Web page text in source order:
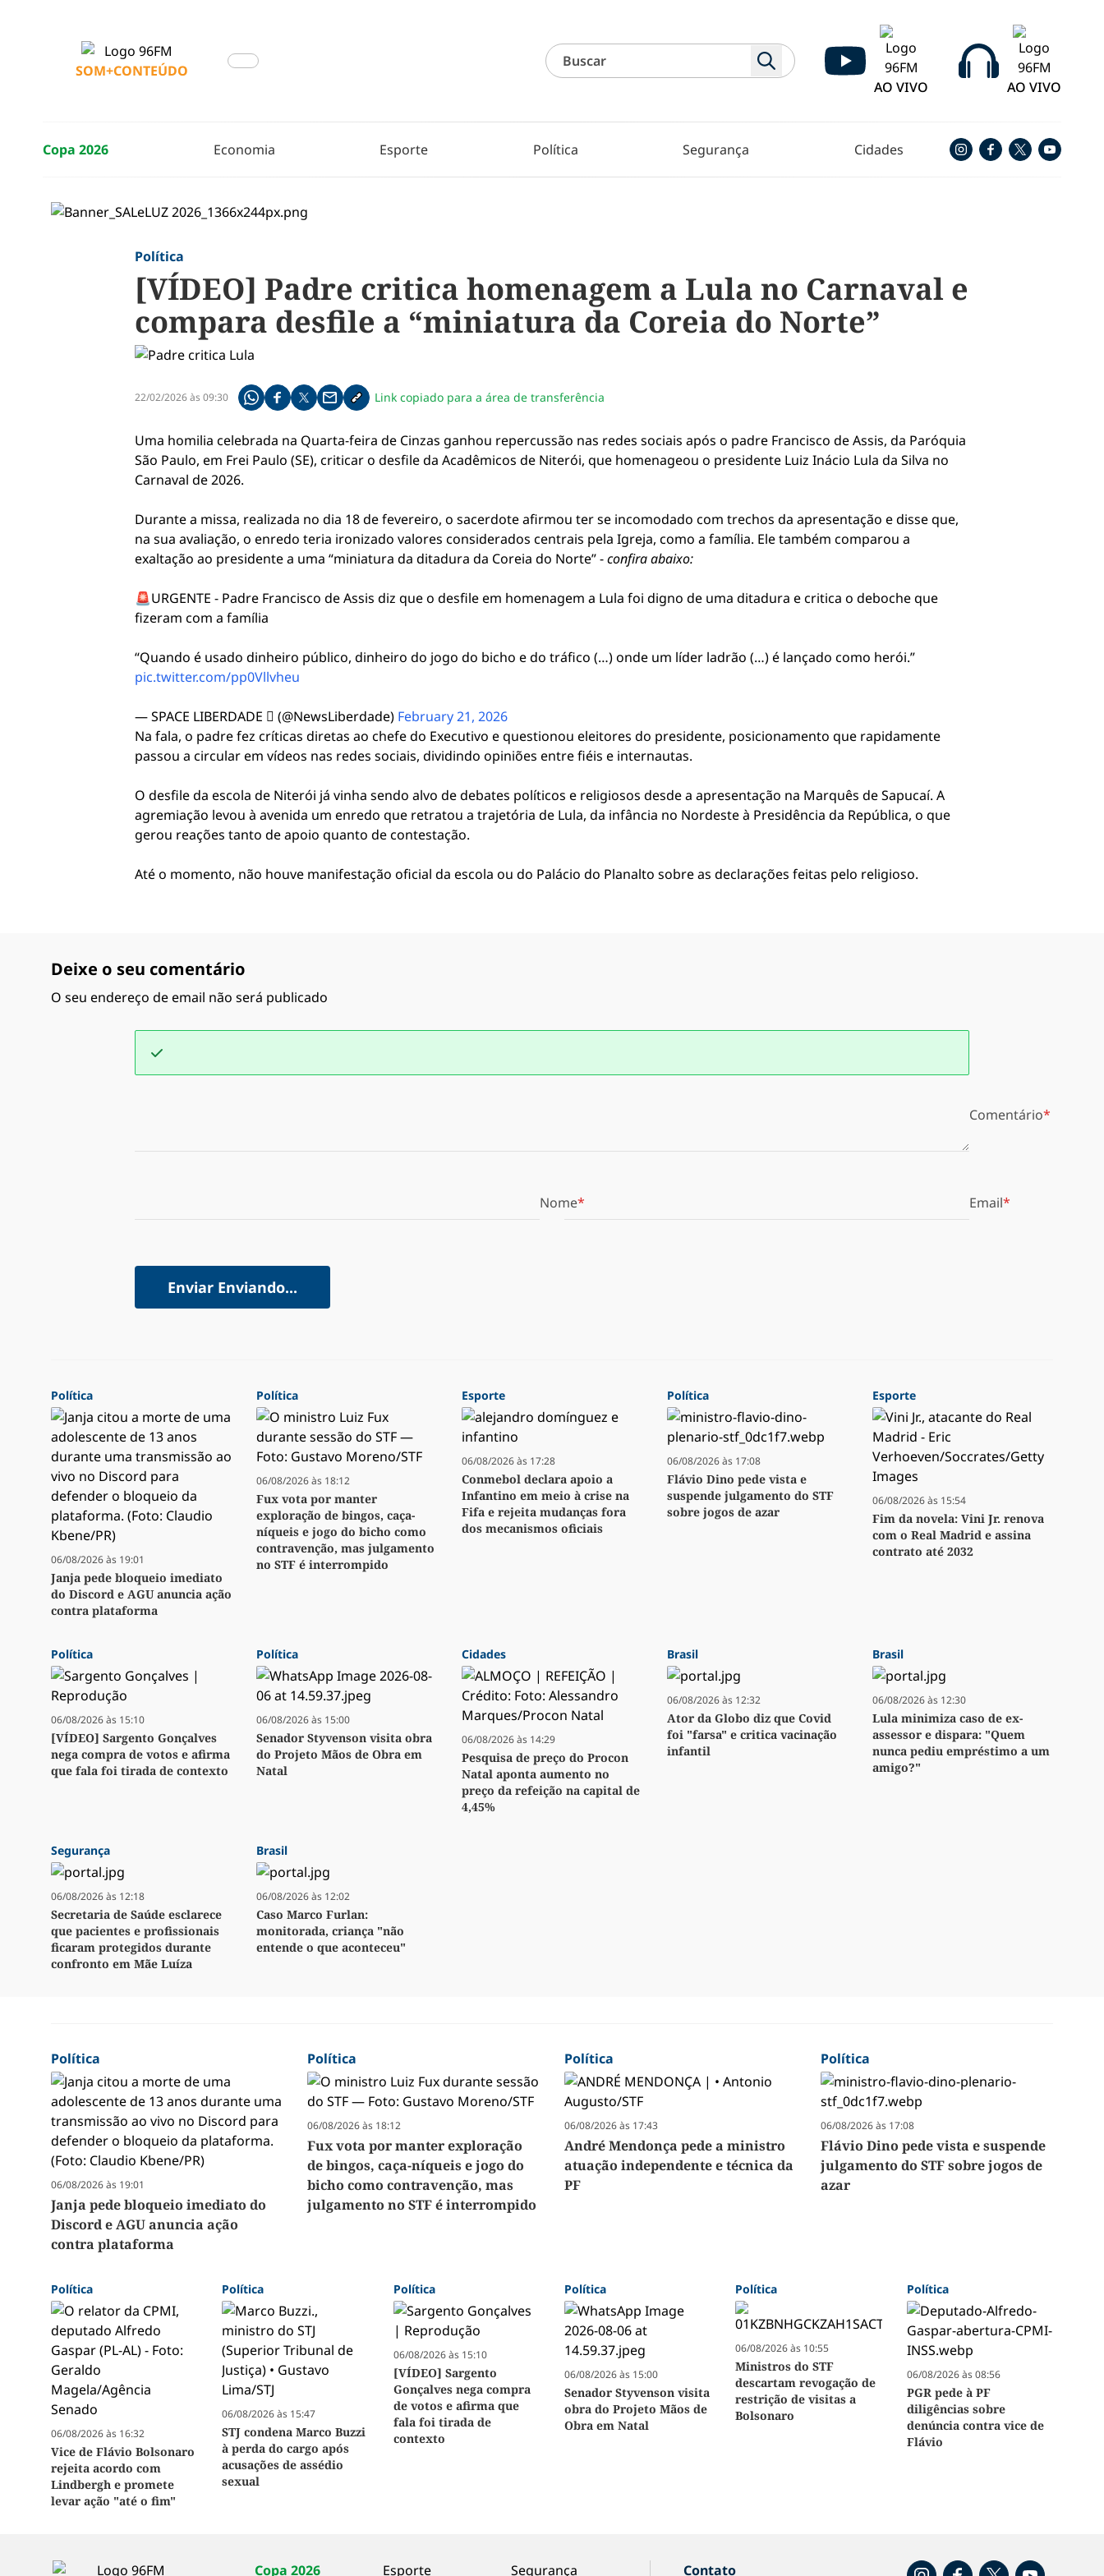
SOM+CONTEÚDO
AO VIVO
AO VIVO
Copa 2026 Economia Esporte Política Segurança Cidades
Política
[VÍDEO] Padre critica homenagem a Lula no Carnaval e
compara desfile a “miniatura da Coreia do Norte”
22/02/2026 às 09:30 Compartilhe pelo whatsapp
Compartilhar no facebook
Compartilhar no twitter
Compartilhe pelo email
Copiar link da notícia
Link copiado para a área de transferência
Uma homilia celebrada na Quarta-feira de Cinzas ganhou repercussão nas redes sociais após o padre Francisco de Assis, da Paróquia
São Paulo, em Frei Paulo (SE), criticar o desfile da Acadêmicos de Niterói, que homenageou o presidente Luiz Inácio Lula da Silva no
Carnaval de 2026.
Durante a missa, realizada no dia 18 de fevereiro, o sacerdote afirmou ter se incomodado com trechos da apresentação e disse que,
na sua avaliação, o enredo teria ironizado valores considerados centrais pela Igreja, como a família. Ele também comparou a
exaltação ao presidente a uma “miniatura da ditadura da Coreia do Norte” -confira abaixo:
🚨URGENTE - Padre Francisco de Assis diz que o desfile em homenagem a Lula foi digno de uma ditadura e critica o deboche que
fizeram com a família
“Quando é usado dinheiro público, dinheiro do jogo do bicho e do tráfico (…) onde um líder ladrão (…) é lançado como herói.”
pic.twitter.com/pp0Vllvheu
— SPACE LIBERDADE  (@NewsLiberdade) February 21, 2026
Na fala, o padre fez críticas diretas ao chefe do Executivo e questionou eleitores do presidente, posicionamento que rapidamente
passou a circular em vídeos nas redes sociais, dividindo opiniões entre fiéis e internautas.
O desfile da escola de Niterói já vinha sendo alvo de debates políticos e religiosos desde a apresentação na Marquês de Sapucaí. A
agremiação levou à avenida um enredo que retratou a trajetória de Lula, da infância no Nordeste à Presidência da República, o que
gerou reações tanto de apoio quanto de contestação.
Até o momento, não houve manifestação oficial da escola ou do Palácio do Planalto sobre as declarações feitas pelo religioso.
Deixe o seu comentário
O seu endereço de email não será publicado
Comentário
Nome Email
Enviar Enviando...
Política
06/08/2026 às 19:01
Janja pede bloqueio imediato
do Discord e AGU anuncia ação
contra plataforma
Política
06/08/2026 às 18:12
Fux vota por manter
exploração de bingos, caça-
níqueis e jogo do bicho como
contravenção, mas julgamento
no STF é interrompido
Esporte
06/08/2026 às 17:28
Conmebol declara apoio a
Infantino em meio à crise na
Fifa e rejeita mudanças fora
dos mecanismos oficiais
Política
06/08/2026 às 17:08
Flávio Dino pede vista e
suspende julgamento do STF
sobre jogos de azar
Esporte
06/08/2026 às 15:54
Fim da novela: Vini Jr. renova
com o Real Madrid e assina
contrato até 2032
Política
06/08/2026 às 15:10
[VÍDEO] Sargento Gonçalves
nega compra de votos e afirma
que fala foi tirada de contexto
Política
06/08/2026 às 15:00
Senador Styvenson visita obra
do Projeto Mãos de Obra em
Natal
Cidades
06/08/2026 às 14:29
Pesquisa de preço do Procon
Natal aponta aumento no
preço da refeição na capital de
4,45%
Brasil
06/08/2026 às 12:32
Ator da Globo diz que Covid
foi "farsa" e critica vacinação
infantil
Brasil
06/08/2026 às 12:30
Lula minimiza caso de ex-
assessor e dispara: "Quem
nunca pediu empréstimo a um
amigo?"
Segurança
06/08/2026 às 12:18
Secretaria de Saúde esclarece
que pacientes e profissionais
ficaram protegidos durante
confronto em Mãe Luíza
Brasil
06/08/2026 às 12:02
Caso Marco Furlan:
monitorada, criança "não
entende o que aconteceu"
Política
06/08/2026 às 19:01
Janja pede bloqueio imediato do
Discord e AGU anuncia ação
contra plataforma
Política
06/08/2026 às 18:12
Fux vota por manter exploração
de bingos, caça-níqueis e jogo do
bicho como contravenção, mas
julgamento no STF é interrompido
Política
06/08/2026 às 17:43
André Mendonça pede a ministro
atuação independente e técnica da
PF
Política
06/08/2026 às 17:08
Flávio Dino pede vista e suspende
julgamento do STF sobre jogos de
azar
Política
06/08/2026 às 16:32
Vice de Flávio Bolsonaro
rejeita acordo com
Lindbergh e promete
levar ação "até o fim"
Política
06/08/2026 às 15:47
STJ condena Marco Buzzi
à perda do cargo após
acusações de assédio
sexual
Política
06/08/2026 às 15:10
[VÍDEO] Sargento
Gonçalves nega compra
de votos e afirma que
fala foi tirada de
contexto
Política
06/08/2026 às 15:00
Senador Styvenson visita
obra do Projeto Mãos de
Obra em Natal
Política
06/08/2026 às 10:55
Ministros do STF
descartam revogação de
restrição de visitas a
Bolsonaro
Política
06/08/2026 às 08:56
PGR pede à PF
diligências sobre
denúncia contra vice de
Flávio
Copa 2026 Esporte Segurança Contato